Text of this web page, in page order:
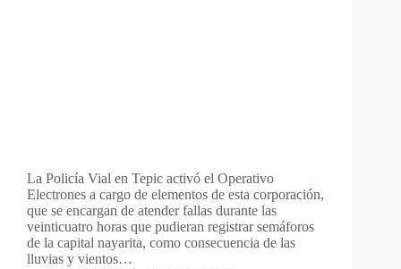
La Policía Vial en Tepic activó el Operativo
Electrones a cargo de elementos de esta corporación,
que se encargan de atender fallas durante las
veinticuatro horas que pudieran registrar semáforos
de la capital nayarita, como consecuencia de las
lluvias y vientos…